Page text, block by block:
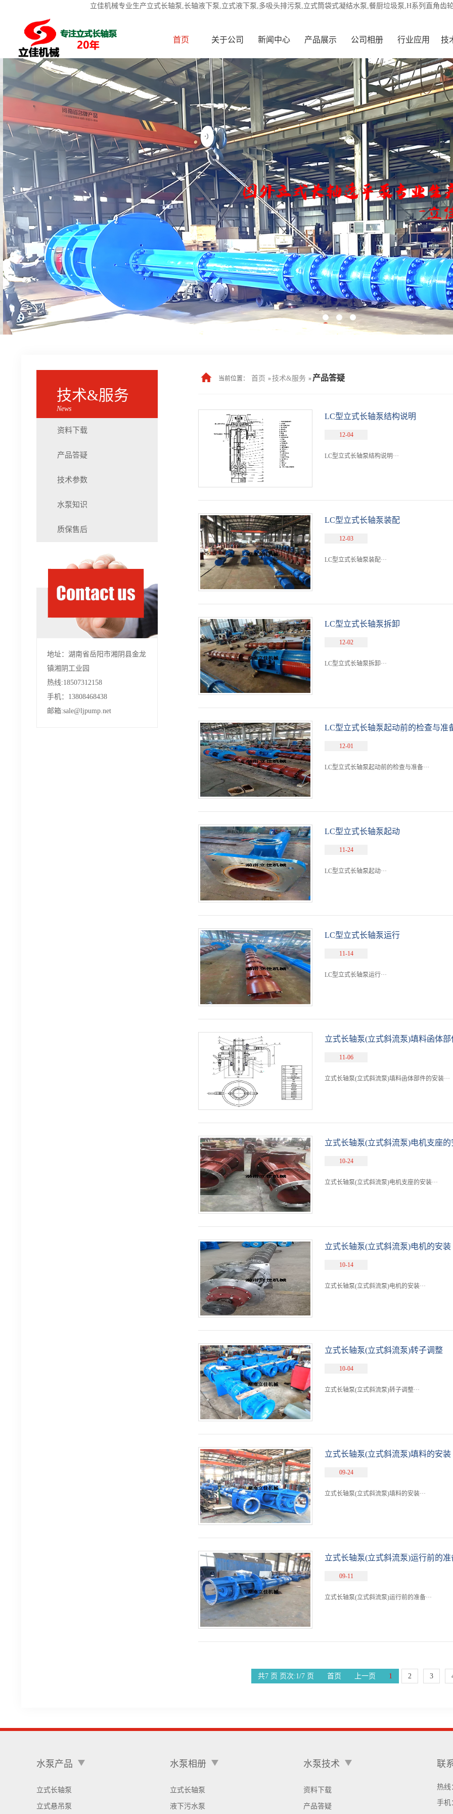
立佳机械专业生产立式长轴泵,长轴液下泵,立式液下泵,多吸头排污泵,立式筒袋式凝结水泵,餐厨垃圾泵,H系列直角
首页 关于公司 新闻中心 产品展示 公司相册 行业应用 技
技术&服务
News
资料下载
产品答疑
技术参数
水泵知识
质保售后
地址：湖南省岳阳市湘阴县金龙
镇湘阴工业园
热线:18507312158
手机：13808468438
邮箱:sale@ljpump.net
当前位置： 首页 »技术&服务 » 产品答疑
LC型立式长轴泵结构说明
12-04
LC型立式长轴泵结构说明···
LC型立式长轴泵装配
12-03
LC型立式长轴泵装配···
LC型立式长轴泵拆卸
12-02
LC型立式长轴泵拆卸···
LC型立式长轴泵起动前的检查与准
12-01
LC型立式长轴泵起动前的检查与准备···
LC型立式长轴泵起动
11-24
LC型立式长轴泵起动···
LC型立式长轴泵运行
11-14
LC型立式长轴泵运行···
立式长轴泵(立式斜流泵)填料函体
11-06
立式长轴泵(立式斜流泵)填料函体部件的安装···
立式长轴泵(立式斜流泵)电机支座的
10-24
立式长轴泵(立式斜流泵)电机支座的安装···
立式长轴泵(立式斜流泵)电机的安装
10-14
立式长轴泵(立式斜流泵)电机的安装···
立式长轴泵(立式斜流泵)转子调整
10-04
立式长轴泵(立式斜流泵)转子调整···
立式长轴泵(立式斜流泵)填料的安装
09-24
立式长轴泵(立式斜流泵)填料的安装···
立式长轴泵(立式斜流泵)运行前的准
09-11
立式长轴泵(立式斜流泵)运行前的准备···
共7 页 页次:1/7 页 首页 上一页 1 2 3
水泵产品
立式长轴泵
立式悬吊泵
水泵相册
立式长轴泵
液下污水泵
水泵技术
资料下载
产品答疑
联
热线
手机